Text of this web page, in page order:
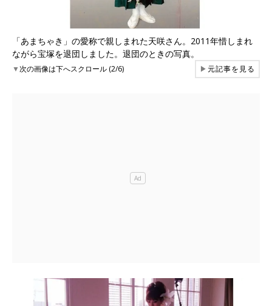
「あまちゃき」の愛称で親しまれた天咲さん。2011年惜しまれ
ながら宝塚を退団しました。退団のときの写真。
▼次の画像は下へスクロール (2/6) ▶元記事を見る